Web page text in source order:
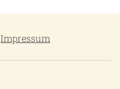
Impressum